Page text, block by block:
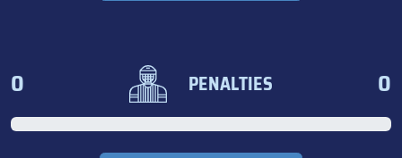
0 PENALTIES 0